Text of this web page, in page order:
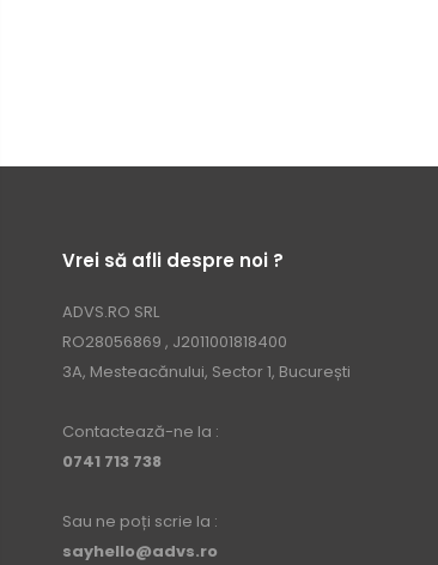
Vrei să afli despre noi ?
ADVS.RO SRL
RO28056869 , J2011001818400
3A, Mesteacănului, Sector 1, București
Contactează-ne la :
0741 713 738
Sau ne poți scrie la :
sayhello@advs.ro